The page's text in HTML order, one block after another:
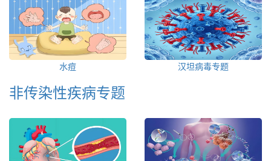
水痘 汉坦病毒专题
非传染性疾病专题